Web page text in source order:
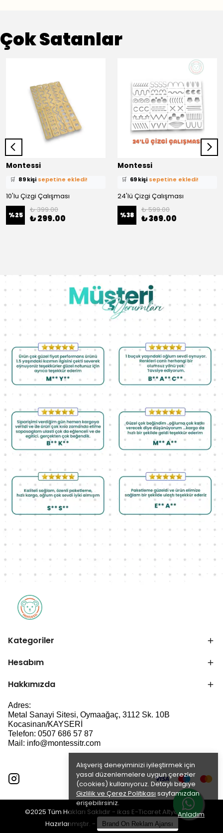
Alışveriş deneyiminizi iyileştirmek için
yasal düzenlemelere uygun çerezler
(cookies) kullanıyoruz. Detaylı bilgiye
Gizlilik ve Çerez Politikası sayfamızdan
erişebilirsiniz.
Anladım
Çok Satanlar
Montessi
⭐️ Bu ürünü
🛒 89 kişisepetine ekledi!
✅ Bugün 59 adetsatıldı
10'lu Çizgi Çalışması
%25
₺ 399.00
₺ 299.00
Montessi
favoriledi!
🛒 69 kişisepetine ekledi!
✅ Bugün39 adetsatıldı
24'lü Çizgi Çalışması
%38
₺ 599.00
₺ 369.00
Kategoriler
Hesabım
Hakkımızda
Adres:
Metal Sanayi Sitesi, Oymaağaç, 3112 Sk. 10B
Kocasinan/KAYSERİ
Telefon: 0507 686 57 87
Mail: info@montessitr.com
©2025 Tüm Hakları Saklıdır - ikas E-TicaretAltyapısı ile
Hazırlanmıştır. - Brand On Reklam Ajansı